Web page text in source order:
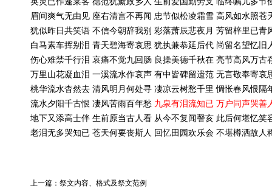
眉间爽气无由见 座右清言不再闻 忠节似松凌霜雪 高风如水照苍
犹似昨日共笑语 不信今朝辞我别 彩落萧辰悲夜月 芳留梓里已青
白马素车挥别泪 青天碧海寄哀思 犹执兼恭延后代 尚留名望忆旧
伤心难禁千行泪 哀痛不觉九回肠 良操美德千秋在 亮节高风万古
万里山花凝血泪 一溪流水作哀声 有中皆碑留遗范 无言敬奉寄哀
桃华流水杳然去 清风明月何处寻 凄凉云树愁千里 惆怅春风恨隔
流水夕阳千古恨 凄风苦雨百年愁 九泉有泪流知已 万户同声哭善
地下又添高士伴 生前原当古人看 从今不复闻謦亥 此后何堪忆笑
老泪无多哭知已 苍天何要丧斯人 回忆田园欢乐会 不堪樽洒故人
上一篇： 祭文内容、格式及祭文范例